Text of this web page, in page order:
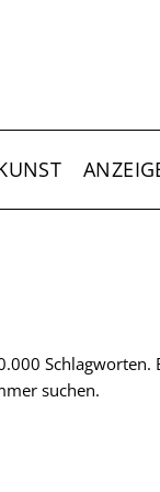
Schlagworten.
suchen.